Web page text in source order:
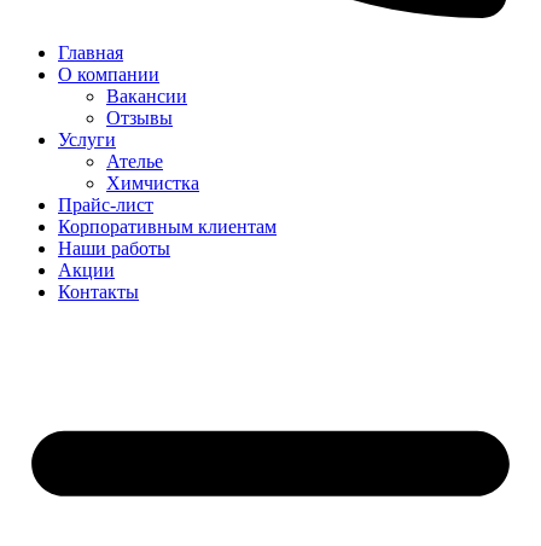
Главная
О компании
Вакансии
Отзывы
Услуги
Ателье
Химчистка
Прайс-лист
Корпоративным клиентам
Наши работы
Акции
Контакты